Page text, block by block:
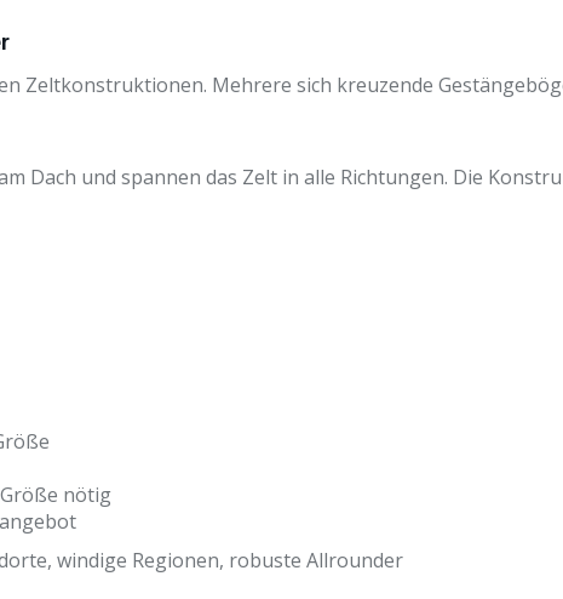
Zeltkonstruktionen. Mehrere sich kreuzende
Dach und spannen das Zelt in alle Richtungen. Die
nötig
windige Regionen, robuste Allrounder